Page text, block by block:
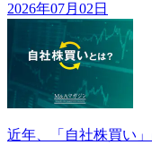
2026年07月02日
近年、「自社株買い